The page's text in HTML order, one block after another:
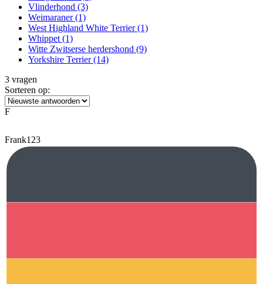
Vlinderhond (3)
Weimaraner(1)
West Highland White Terrier(1)
Whippet (1)
Witte Zwitserse herdershond (9)
Yorkshire Terrier(14)
3 vragen
Sorteren op:
F
Frank123